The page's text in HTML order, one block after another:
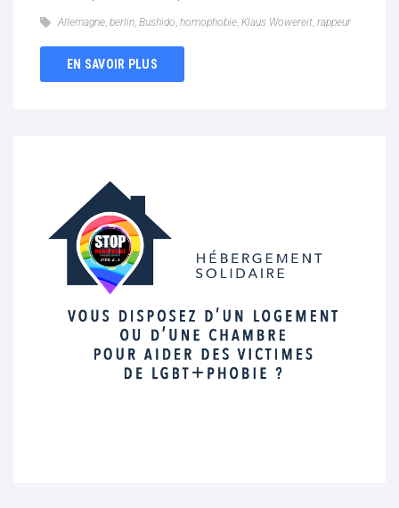
Allemagne, berlin, Bushido, homophobie, Klaus Wowereit, rappeur
EN SAVOIR PLUS